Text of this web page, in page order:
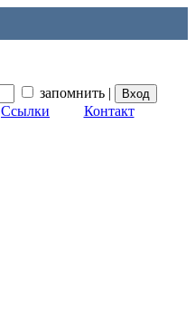
запомнить |
Ссылки Контакт